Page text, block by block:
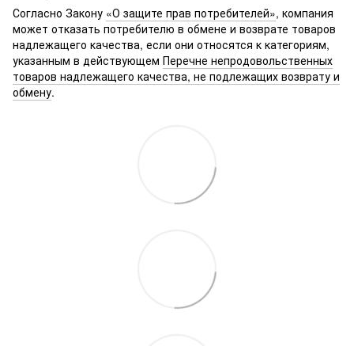
Согласно Закону «О защите прав потребителей», компания
может отказать потребителю в обмене и возврате товаров
надлежащего качества, если они относятся к категориям,
указанным в действующем Перечне непродовольственных
товаров надлежащего качества, не подлежащих возврату и
обмену.